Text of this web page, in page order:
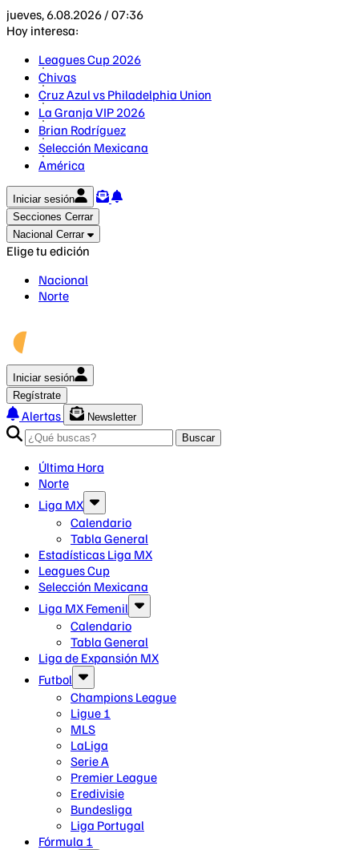
jueves, 6.08.2026 / 07:36
Hoy interesa:
Leagues Cup 2026
Chivas
Cruz Azul vs Philadelphia Union
La Granja VIP 2026
Brian Rodríguez
Selección Mexicana
América
Iniciar sesión
Secciones Cerrar
Nacional Cerrar
Elige tu edición
Nacional
Norte
Iniciar sesión
Regístrate
Alertas
Newsletter
Buscar
Última Hora
Norte
Liga MX
Calendario
Tabla General
Estadísticas Liga MX
Leagues Cup
Selección Mexicana
Liga MX Femenil
Calendario
Tabla General
Liga de Expansión MX
Futbol
Champions League
Ligue 1
MLS
LaLiga
Serie A
Premier League
Eredivisie
Bundesliga
Liga Portugal
Fórmula 1